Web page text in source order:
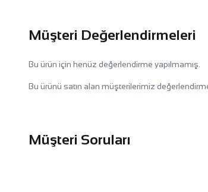
Müşteri Değerlendirmeleri
Bu ürün için henüz değerlendirme yapılmamış.
Bu ürünü satın alan müşterilerimiz
Müşteri Soruları